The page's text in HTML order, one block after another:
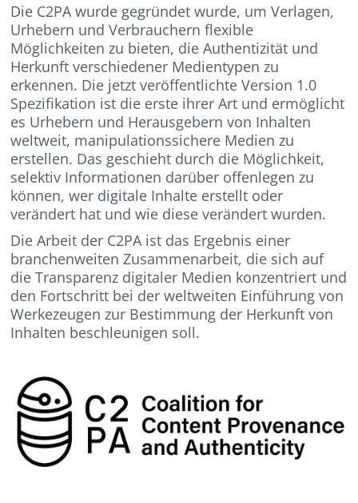
Die C2PA wurde gegründet wurde, um Verlagen,
Urhebern und Verbrauchern flexible
Möglichkeiten zu bieten, die Authentizität und
Herkunft verschiedener Medientypen zu
erkennen. Die jetzt veröffentlichte Version 1.0
Spezifikation ist die erste ihrer Art und ermöglicht
es Urhebern und Herausgebern von Inhalten
weltweit, manipulationssichere Medien zu
erstellen. Das geschieht durch die Möglichkeit,
selektiv Informationen darüber offenlegen zu
können, wer digitale Inhalte erstellt oder
verändert hat und wie diese verändert wurden.
Die Arbeit der C2PA ist das Ergebnis einer
branchenweiten Zusammenarbeit, die sich auf
die Transparenz digitaler Medien konzentriert und
den Fortschritt bei der weltweiten Einführung von
Werkezeugen zur Bestimmung der Herkunft von
Inhalten beschleunigen soll.